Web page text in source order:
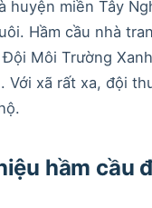
huyện miền Tây
Hầm cầu nhà
Môi Trường
Với xã rất xa, đội
hầm cầu